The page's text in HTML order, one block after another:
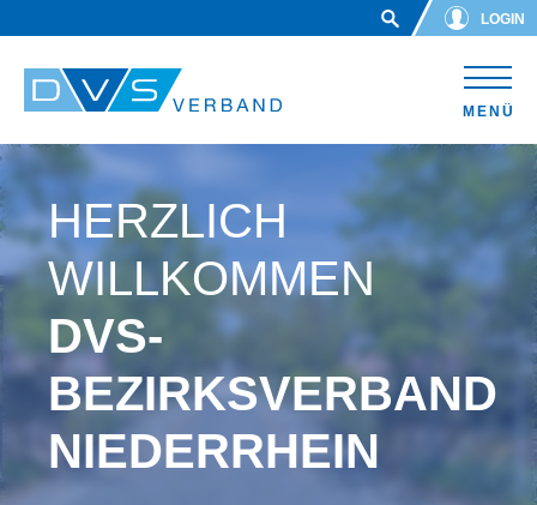
LOGIN
MENÜ
HERZLICH
WILLKOMMEN
DVS-
BEZIRKSVERBAND
NIEDERRHEIN